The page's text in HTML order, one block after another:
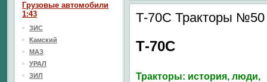
Т-70С Тракторы №50
Т-70С
Тракторы: история, люди,
Грузовые автомобили
1:43
ЗИС
Камский
МАЗ
УРАЛ
ЗИЛ